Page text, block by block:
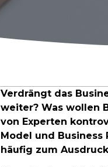
Verdrängt das
weiter? Was wollen
von Experten
Model und
häufig zum